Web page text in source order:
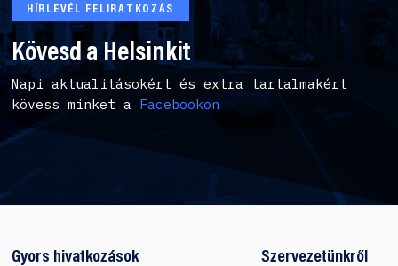
HÍRLEVÉL FELIRATKOZÁS
Kövesd a Helsinkit
Napi aktualitásokért és extra tartalmakért
kövess minket a Facebookon
Gyors hivatkozások Szervezetünkről